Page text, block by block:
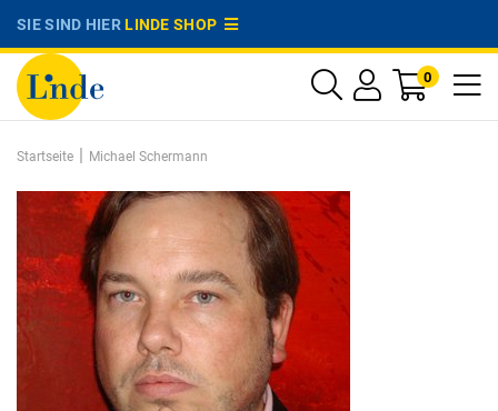
SIE SIND HIERLINDE SHOP
0
Startseite | Michael Schermann